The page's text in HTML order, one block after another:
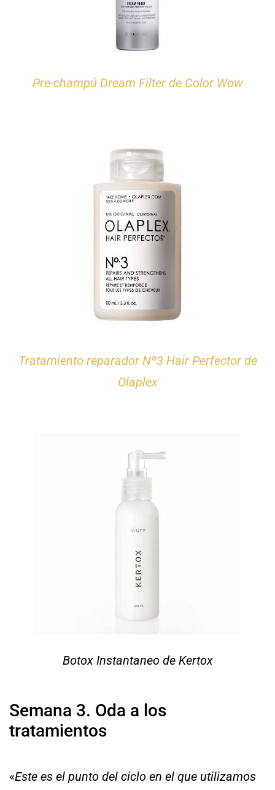
Pre-champú Dream Filter de Color Wow
Tratamiento reparador Nº3 Hair Perfector de
Olaplex
Botox Instantaneo de Kertox
Semana 3. Oda a los
tratamientos
«Este es el punto del ciclo en el que utilizamos